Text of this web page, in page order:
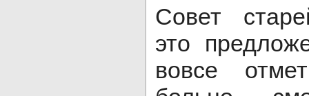
Совет
это
вовсе